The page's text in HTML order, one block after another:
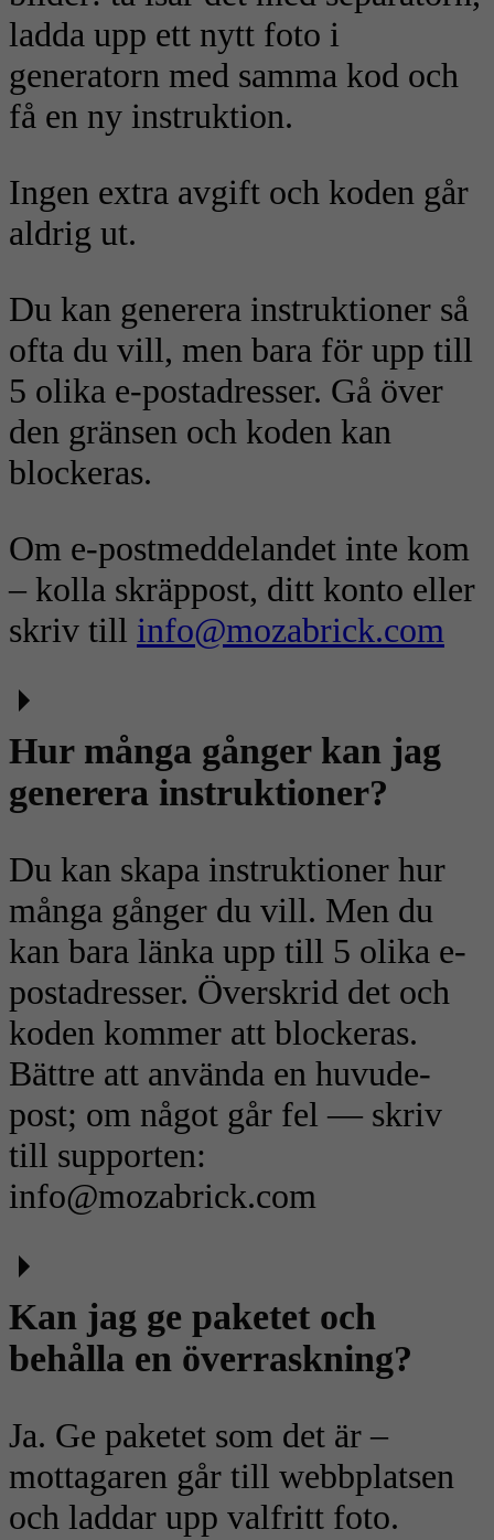
ladda upp ett nytt foto i
generatorn med samma kod och
få en ny instruktion.
Ingen extra avgift och koden går
aldrig ut.
Du kan generera instruktioner så
ofta du vill, men bara för upp till
5 olika e-postadresser. Gå över
den gränsen och koden kan
blockeras.
Om e-postmeddelandet inte kom
– kolla skräppost, ditt konto eller
skriv till info@mozabrick.com
Hur många gånger kan jag
generera instruktioner?
Du kan skapa instruktioner hur
många gånger du vill. Men du
kan bara länka upp till 5 olika e-
postadresser. Överskrid det och
koden kommer att blockeras.
Bättre att använda en huvude-
post; om något går fel — skriv
till supporten:
info@mozabrick.com
Kan jag ge paketet och
behålla en överraskning?
Ja. Ge paketet som det är –
mottagaren går till webbplatsen
och laddar upp valfritt foto.